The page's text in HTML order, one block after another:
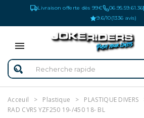
Livraison offerte dès 99€ 06.95.59.61.36
9.6/10(1336 avis)
Acceuil Plastique
PLASTIQUE DIVERS
RAD CVRS YZF250 19-/450 18- BL